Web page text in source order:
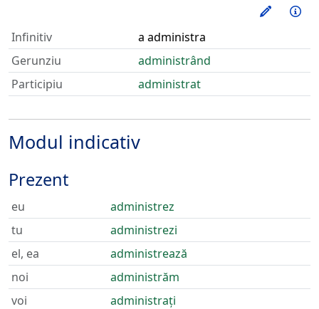
Infinitiv
a administra
Gerunziu
administrând
Participiu
administrat
Modul indicativ
Prezent
eu
administrez
tu
administrezi
el, ea
administrează
noi
administrăm
voi
administrați